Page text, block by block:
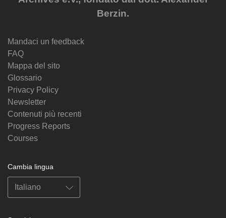
Berzin.
Mandaci un feedback
FAQ
Mappa del sito
Glossario
Privacy Policy
Newsletter
Contenuti più recenti
Progress Reports
Courses
Cambia lingua